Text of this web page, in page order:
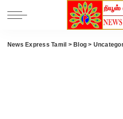
News Express Tamil > Blog >